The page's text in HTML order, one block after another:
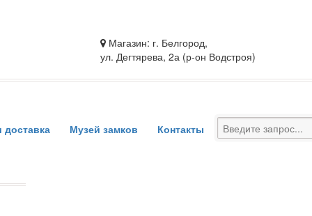
Магазин: г. Белгород,
ул. Дегтярева, 2а (р-он Водстроя)
доставка Музей замков Контакты